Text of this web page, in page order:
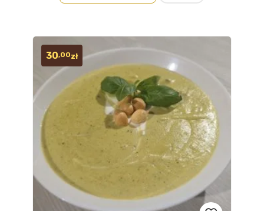
30,00zł